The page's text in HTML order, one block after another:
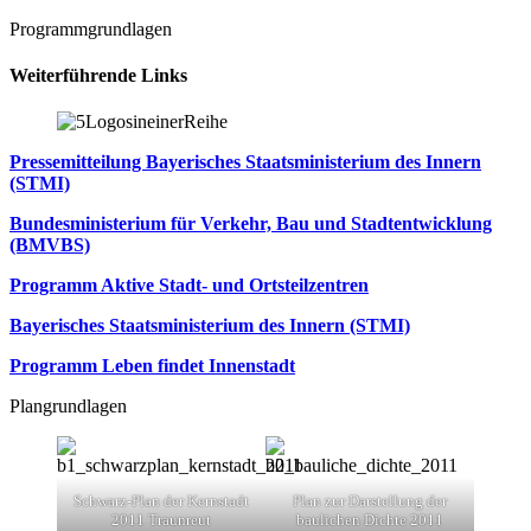
Programmgrundlagen
Weiterführende Links
Pressemitteilung Bayerisches Staatsministerium des Innern
(STMI)
Bundesministerium für Verkehr, Bau und Stadtentwicklung
(BMVBS)
Programm Aktive Stadt- und Ortsteilzentren
Bayerisches Staatsministerium des Innern (STMI)
Programm Leben findet Innenstadt
Plangrundlagen
Schwarz-Plan der Kernstadt
2011 Traunreut
Plan zur Darstellung der
baulichen Dichte 2011